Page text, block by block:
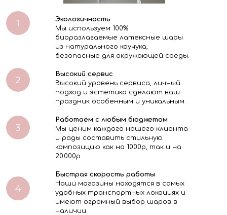
Экологичность
Мы используем 100%
биоразлагаемые латексные шары
из натурального каучука,
безопасные для окружающей среды.
Высокий сервис
Высокий уровень сервиса, личный
подход и эстетика сделают ваш
праздник особенным и уникальным.
Работаем с любым бюджетом
Мы ценим каждого нашего клиента
и рады составить стильную
композицию как на 1000р, так и на
20.000р.
Быстрая скорость работы
Наши магазины находятся в самых
удобных транспортных локациях и
имеют огромный выбор шаров в
наличии.